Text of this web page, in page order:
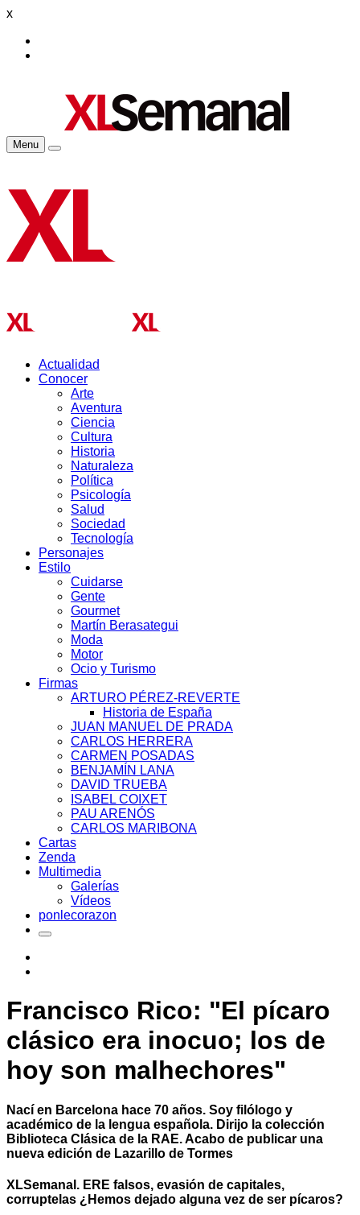
x
Menu
Actualidad
Conocer
Arte
Aventura
Ciencia
Cultura
Historia
Naturaleza
Política
Psicología
Salud
Sociedad
Tecnología
Personajes
Estilo
Cuidarse
Gente
Gourmet
Martín Berasategui
Moda
Motor
Ocio y Turismo
Firmas
ARTURO PÉREZ-REVERTE
Historia de España
JUAN MANUEL DE PRADA
CARLOS HERRERA
CARMEN POSADAS
BENJAMÍN LANA
DAVID TRUEBA
ISABEL COIXET
PAU ARENÓS
CARLOS MARIBONA
Cartas
Zenda
Multimedia
Galerías
Vídeos
ponlecorazon
Francisco Rico: "El pícaro
clásico era inocuo; los de
hoy son malhechores"
Nací en Barcelona hace 70 años. Soy filólogo y
académico de la lengua española. Dirijo la colección
Biblioteca Clásica de la RAE. Acabo de publicar una
nueva edición de Lazarillo de Tormes
XLSemanal. ERE falsos, evasión de capitales,
corruptelas ¿Hemos dejado alguna vez de ser pícaros?